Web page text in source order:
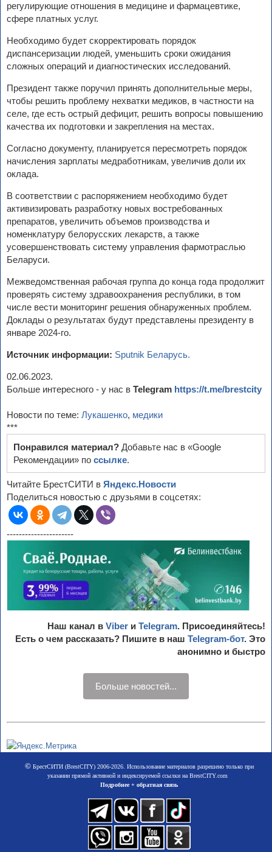
регулирующие отношения в медицине и фармацевтике,
сфере платных услуг.
Необходимо будет скорректировать порядок
диспансеризации людей, уменьшить сроки ожидания
сложных операций и диагностических исследований.
Президент также поручил принять дополнительные меры,
чтобы решить проблему нехватки медиков, в частности на
селе, где есть острый дефицит, решить вопросы повышению
качества их подготовки и закрепления на местах.
Согласно документу, планируется пересмотреть порядок
начисления зарплаты медработникам, увеличив доли их
оклада.
В соответствии с распоряжением необходимо будет
активизировать разработку новых востребованных
препаратов, увеличить объемов производства и
номенклатуру белорусских лекарств, а также
усовершенствовать систему управления фармотраслью
Беларуси.
Межведомственная рабочая группа до конца года продолжит
проверять систему здравоохранения республики, в том
числе вести мониторинг решения обнаруженных проблем.
Доклады о результатах будут представлены президенту в
январе 2024-го.
Источник информации: Sputnik Беларусь.
02.06.2023.
Больше интересного - у нас в Telegram https://t.me/brestcity
Новости по теме: Лукашенко, медики
***
Понравился материал? Добавьте нас в «Google
Рекомендации» по ссылке.
Читайте БрестСИТИ в Яндекс.Новости
Поделиться новостью с друзьями в соцсетях:
----------------------
Наш канал в Viber и Telegram. Присоединяйтесь!
Есть о чем рассказать? Пишите в наш Telegram-бот. Это
анонимно и быстро
Больше новостей...
©БрестСИТИ (BrestCITY) 2006-2026. Использование материалов разрешено только при
указании прямой активной и индексируемой ссылки на BrestCITY.com
Подробнее + обратная связь